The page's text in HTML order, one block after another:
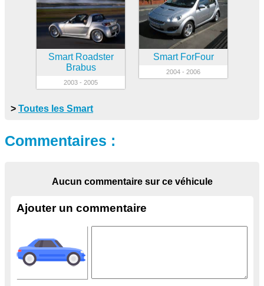
Smart Roadster
Brabus
2003 - 2005
Smart ForFour
2004 - 2006
> Toutes les Smart
Commentaires :
Aucun commentaire sur ce véhicule
Ajouter un commentaire